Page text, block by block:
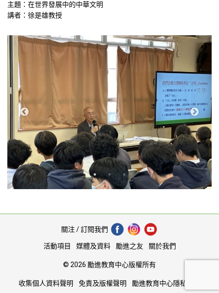
主題：在世界發展中的中華文明
講者：徐是雄教授
關注 / 訂閱我們
活動項目 媒體及資料 勵進之友 關於我們
© 2026 勵進教育中心版權所有
收集個人資料聲明 免責及版權聲明 勵進教育中心隱私協議